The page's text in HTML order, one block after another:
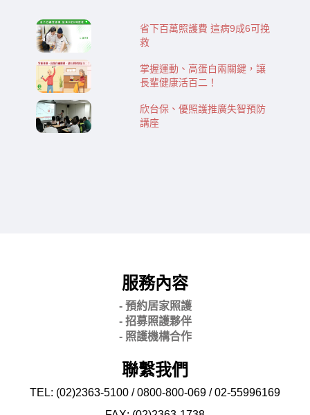
省下百萬照護費 這病9成6可挽
救
掌握運動、高蛋白兩關鍵，讓
長輩健康活百二！
欣台保、優照護推廣失智預防
講座
服務內容
- 預約居家照護
- 招募照護夥伴
- 照護機構合作
聯繫我們
TEL: (02)2363-5100 / 0800-800-069 / 02-55996169